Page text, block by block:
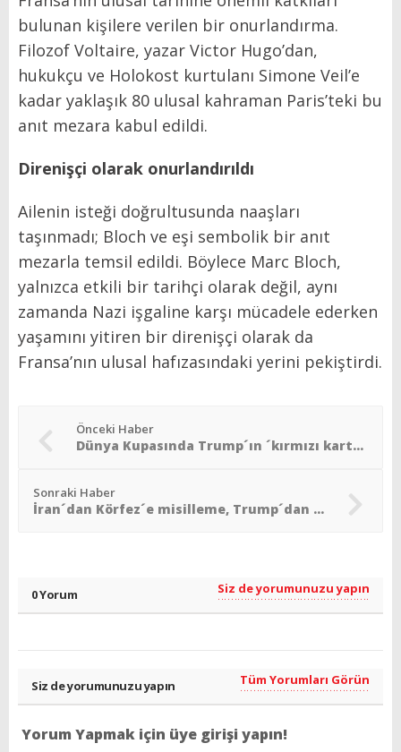
bulunan kişilere verilen bir onurlandırma.
Filozof Voltaire, yazar Victor Hugo’dan,
hukukçu ve Holokost kurtulanı Simone Veil’e
kadar yaklaşık 80 ulusal kahraman Paris’teki bu
anıt mezara kabul edildi.
Direnişçi olarak onurlandırıldı
Ailenin isteği doğrultusunda naaşları
taşınmadı; Bloch ve eşi sembolik bir anıt
mezarla temsil edildi. Böylece Marc Bloch,
yalnızca etkili bir tarihçi olarak değil, aynı
zamanda Nazi işgaline karşı mücadele ederken
yaşamını yitiren bir direnişçi olarak da
Fransa’nın ulusal hafızasındaki yerini pekiştirdi.
Önceki Haber
Dünya Kupasında Trump´ın ´kırmızı kart´ müdahalesi
Sonraki Haber
İran´dan Körfez´e misilleme, Trump´dan sert uyarı
0 Yorum Siz de yorumunuzu yapın
Siz de yorumunuzu yapın Tüm Yorumları Görün
Yorum Yapmak için üye girişi yapın!